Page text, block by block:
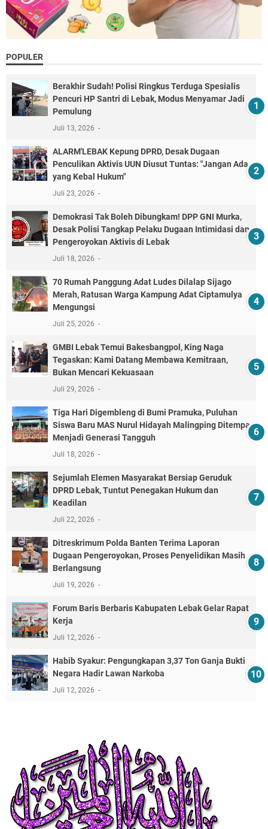
POPULER
Berakhir Sudah! Polisi Ringkus Terduga Spesialis
Pencuri HP Santri di Lebak, Modus Menyamar Jadi
Pemulung
Juli 13, 2026
ALARM'LEBAK Kepung DPRD, Desak Dugaan
Penculikan Aktivis UUN Diusut Tuntas: "Jangan Ada
yang Kebal Hukum"
Juli 23, 2026
Demokrasi Tak Boleh Dibungkam! DPP GNI Murka,
Desak Polisi Tangkap Pelaku Dugaan Intimidasi dan
Pengeroyokan Aktivis di Lebak
Juli 18, 2026
70 Rumah Panggung Adat Ludes Dilalap Sijago
Merah, Ratusan Warga Kampung Adat Ciptamulya
Mengungsi
Juli 25, 2026
GMBI Lebak Temui Bakesbangpol, King Naga
Tegaskan: Kami Datang Membawa Kemitraan,
Bukan Mencari Kekuasaan
Juli 29, 2026
Tiga Hari Digembleng di Bumi Pramuka, Puluhan
Siswa Baru MAS Nurul Hidayah Malingping Ditempa
Menjadi Generasi Tangguh
Juli 18, 2026
Sejumlah Elemen Masyarakat Bersiap Geruduk
DPRD Lebak, Tuntut Penegakan Hukum dan
Keadilan
Juli 22, 2026
Ditreskrimum Polda Banten Terima Laporan
Dugaan Pengeroyokan, Proses Penyelidikan Masih
Berlangsung
Juli 19, 2026
Forum Baris Berbaris Kabupaten Lebak Gelar Rapat
Kerja
Juli 12, 2026
​Habib Syakur: Pengungkapan 3,37 Ton Ganja Bukti
Negara Hadir Lawan Narkoba
Juli 12, 2026